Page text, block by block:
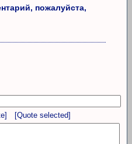
пожалуйста,
[Quote selected]